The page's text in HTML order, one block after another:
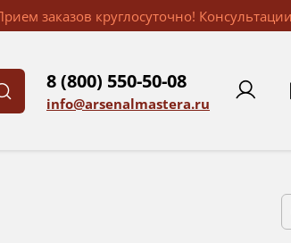
заказов круглосуточно!
8 (800) 550-50-08
info@arsenalmastera.ru